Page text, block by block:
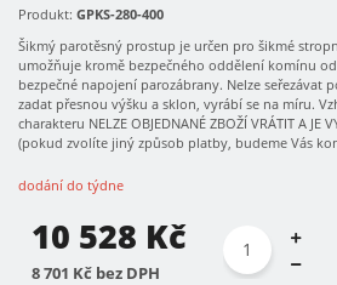
Produkt: GPKS-280-400
Šikmý parotěsný prostup je určen pro šikmé
umožňuje kromě bezpečného oddělení komínu
bezpečné napojení parozábrany. Nelze seřezávat
zadat přesnou výšku a sklon, vyrábí se na míru.
charakteru NELZE OBJEDNANÉ ZBOŽÍ VRÁTIT A JE
(pokud zvolíte jiný způsob platby, budeme Vás
dodání do týdne
10 528 Kč
8 701 Kč bez DPH